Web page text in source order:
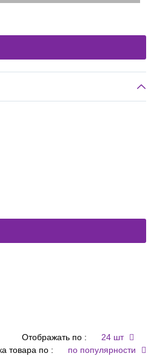
Отображать по :
24 шт
товара по :
по популярности